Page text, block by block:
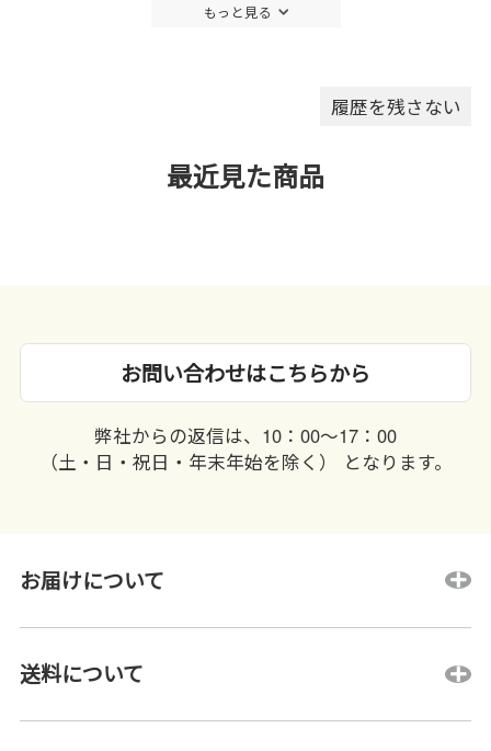
もっと見る
履歴を残さない
最近見た商品
お問い合わせはこちらから
弊社からの返信は、10：00〜17：00
（土・日・祝日・年末年始を除く） となります。
お届けについて
送料について